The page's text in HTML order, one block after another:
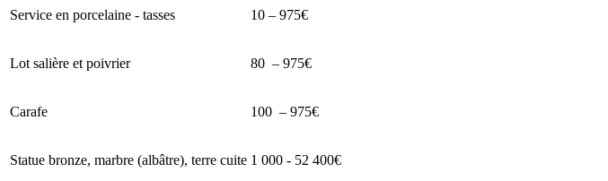
Service en porcelaine - tasses 10 – 975€
Lot salière et poivrier 80 – 975€
Carafe 100 – 975€
Statue bronze, marbre (albâtre), terre cuite 1 000 - 52 400€